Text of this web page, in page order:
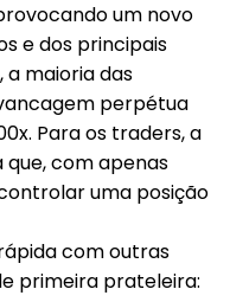
um novo
e dos principais
a maioria das
perpétua
Para os traders, a
que, com apenas
uma posição
com outras
primeira prateleira: